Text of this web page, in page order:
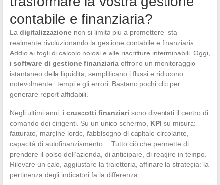
contabile e finanziaria?
La digitalizzazionenon si limita più a promettere: sta
realmente rivoluzionando la gestione contabile e finanziaria.
Addio ai fogli di calcolo noiosi e alle riscritture interminabili. Oggi,
i software di gestione finanziariaoffrono un monitoraggio
istantaneo della liquidità, semplificano i flussi e riducono
notevolmente i tempi e gli errori. Bastano pochi clic per
generare report affidabili.
Negli ultimi anni, i cruscotti finanziari sono diventati il centro di
comando dei dirigenti. Su un unico schermo, KPI su misura:
fatturato, margine lordo, fabbisogno di capitale circolante,
capacità di autofinanziamento… Tutto ciò che permette di
prendere il polso dell’azienda, di anticipare, di reagire in tempo.
Rilevare un calo, aggiustare la traiettoria, affinare la strategia: la
pertinenza degli indicatori fa la differenza.